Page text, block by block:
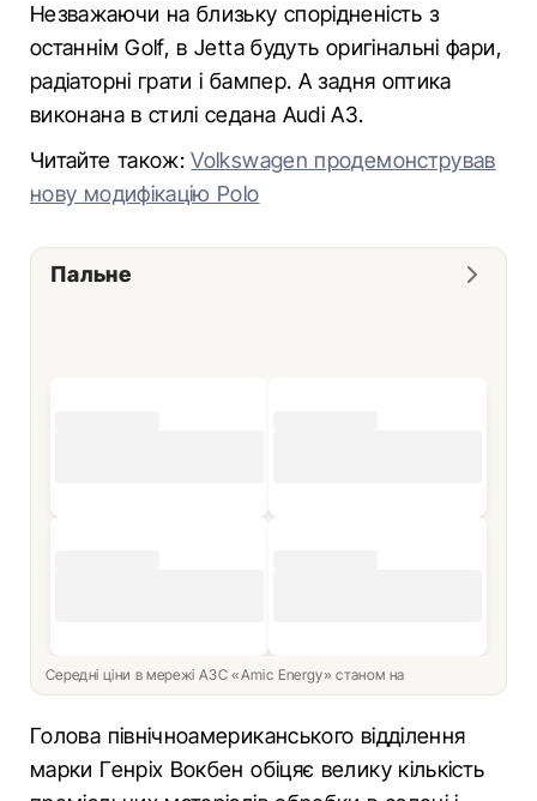
Незважаючи на близьку спорідненість з
останнім Golf, в Jetta будуть оригінальні фари,
радіаторні грати і бампер. А задня оптика
виконана в стилі седана Audi A3.
Читайте також:Volkswagen продемонстрував
нову модифікацію Polo
Пальне
Середні ціни в мережі АЗС «Amic Energy» станом на
Голова північноамериканського відділення
марки Генріх Вокбен обіцяє велику кількість